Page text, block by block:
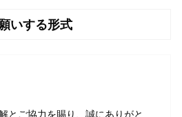
いする形式
とご協力を賜り、誠にありがと